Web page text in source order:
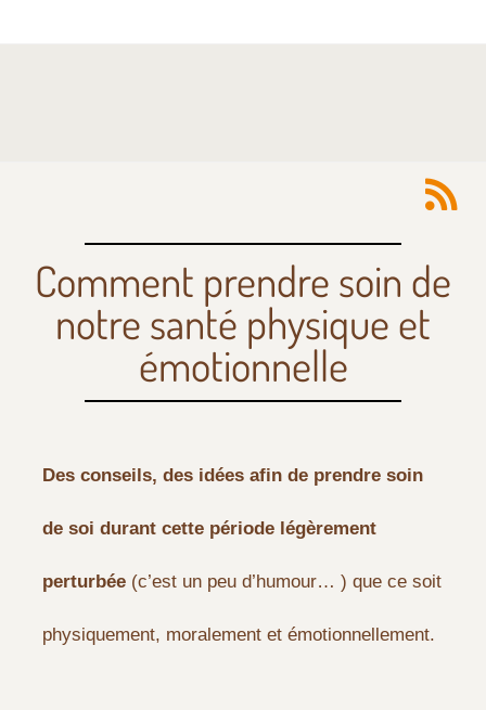
Comment prendre soin de
notre santé physique et
émotionnelle
Des conseils, des idées afin de prendre soin
de soi durant cette période légèrement
perturbée (c’est un peu d’humour… ) que ce soit
physiquement, moralement et émotionnellement.